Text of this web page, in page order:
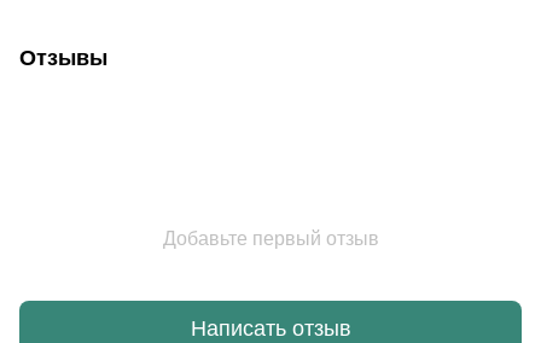
Отзывы
Добавьте первый отзыв
Написать отзыв